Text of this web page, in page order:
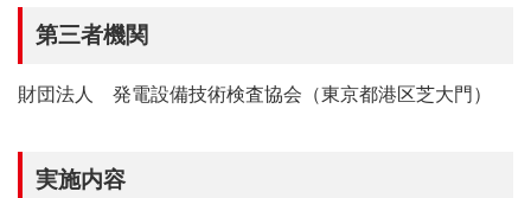
第三者機関
財団法人 発電設備技術検査協会（東京都港区芝大門）
実施内容